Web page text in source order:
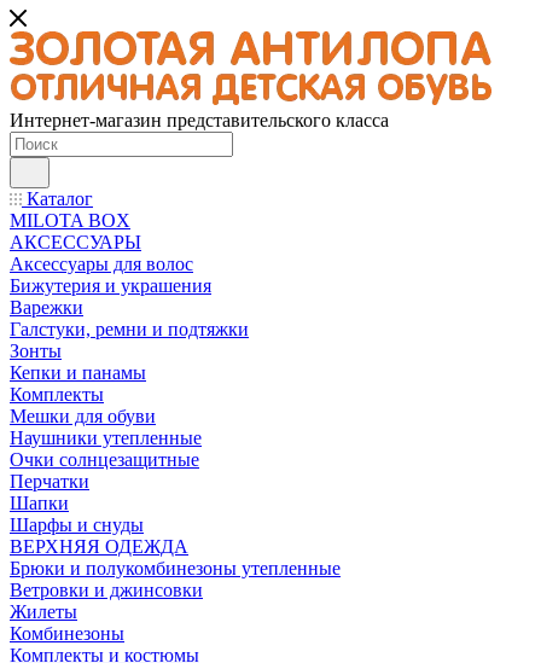
Интернет-магазин представительского класса
Каталог
MILOTA BOX
АКСЕССУАРЫ
Аксессуары для волос
Бижутерия и украшения
Варежки
Галстуки, ремни и подтяжки
Зонты
Кепки и панамы
Комплекты
Мешки для обуви
Наушники утепленные
Очки солнцезащитные
Перчатки
Шапки
Шарфы и снуды
ВЕРХНЯЯ ОДЕЖДА
Брюки и полукомбинезоны утепленные
Ветровки и джинсовки
Жилеты
Комбинезоны
Комплекты и костюмы